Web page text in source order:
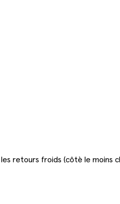
retours froids (côtè le moins